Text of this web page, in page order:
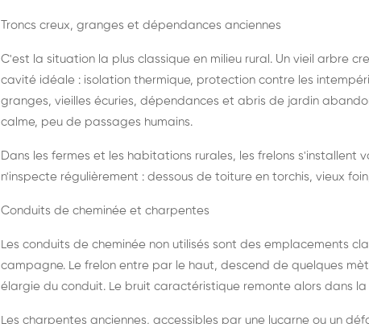
Troncs creux, granges et dépendances anciennes
C'est la situation la plus classique en milieu rural. Un vieil arbre
cavité idéale : isolation thermique, protection contre les
granges, vieilles écuries, dépendances et abris de jardin
calme, peu de passages humains.
Dans les fermes et les habitations rurales, les frelons s'installent
n'inspecte régulièrement : dessous de toiture en torchis, vieux
Conduits de cheminée et charpentes
Les conduits de cheminée non utilisés sont des emplacements
campagne. Le frelon entre par le haut, descend de quelques
élargie du conduit. Le bruit caractéristique remonte alors dans
Les charpentes anciennes, accessibles par une lucarne ou un